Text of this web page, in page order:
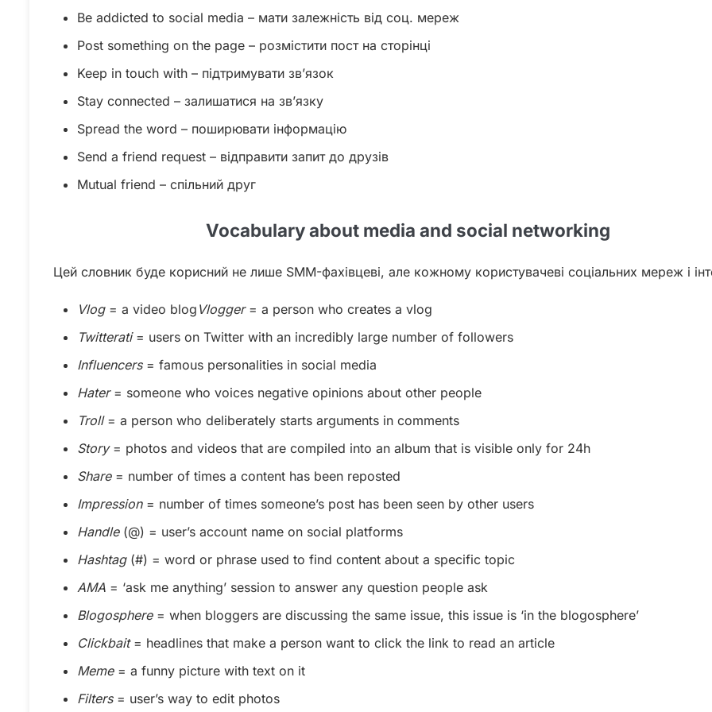
Be addicted to social media – мати залежність від соц. мереж
Post something on the page – розмістити пост на сторінці
Keep in touch with – підтримувати зв’язок
Stay connected – залишатися на зв’язку
Spread the word – поширювати інформацію
Send a friend request – відправити запит до друзів
Mutual friend – спільний друг
Vocabulary about media and social networking
Цей словник буде корисний не лише SMM-фахівцеві, але кожному користувачеві соціальних мереж і
Vlog= a video blog Vlogger= a person who creates a vlog
Twitterati= users on Twitter with an incredibly large number of followers
Influencers= famous personalities in social media
Hater= someone who voices negative opinions about other people
Troll= a person who deliberately starts arguments in comments
Story= photos and videos that are compiled into an album that is visible only for 24h
Share= number of times a content has been reposted
Impression= number of times someone’s post has been seen by other users
Handle(@) = user’s account name on social platforms
Hashtag(#) = word or phrase used to find content about a specific topic
AMA = ‘ask me anything’ session to answer any question people ask
Blogosphere= when bloggers are discussing the same issue, this issue is ‘in the blogosphere’
Clickbait= headlines that make a person want to click the link to read an article
Meme= a funny picture with text on it
Filters= user’s way to edit photos